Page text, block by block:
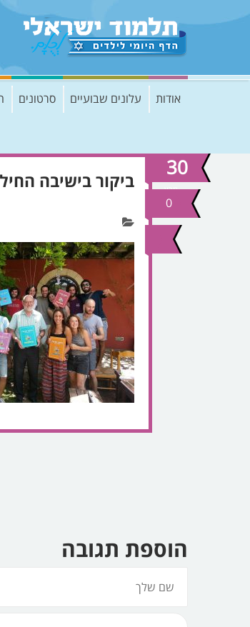
אודות עלונים שבועיים סרטונים
30
מרץ
2017
0
ביקור בישיבה
הוספת תגובה